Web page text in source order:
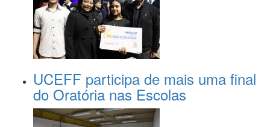
UCEFF participa de mais uma final
do Oratória nas Escolas